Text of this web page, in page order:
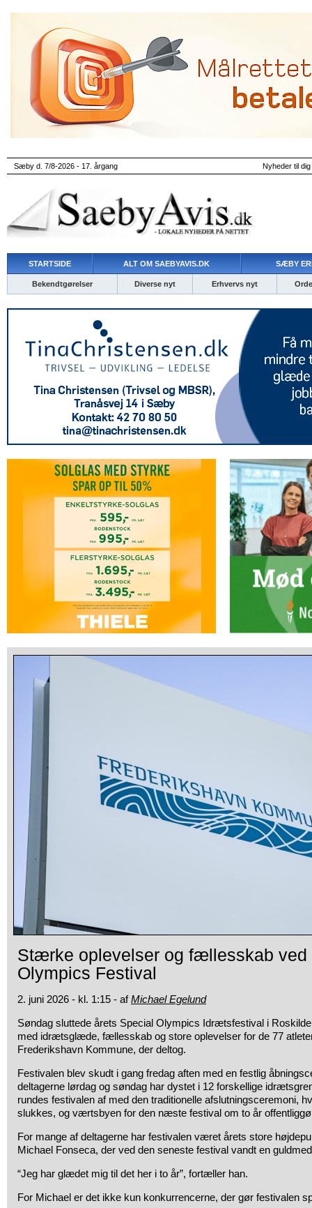
Sæby d. 7/8-2026 - 17. årgang Nyheder til
STARTSIDE ALT OM SAEBYAVIS.DK SÆBY
Bekendtgørelser Diverse nyt Erhvervs nyt
Stærke oplevelser og fællesskab ved
Olympics Festival
2. juni 2026 - kl. 1:15 - afMichael Egelund
Søndag sluttede årets Special Olympics Idrætsfestival i
med idrætsglæde, fællesskab og store oplevelser for de 77
Frederikshavn Kommune, der deltog.
Festivalen blev skudt i gang fredag aften med en festlig
deltagerne lørdag og søndag har dystet i 12 forskellige
rundes festivalen af med den traditionelle afslutningsceremoni,
slukkes, og værtsbyen for den næste festival om to år
For mange af deltagerne har festivalen været årets store
Michael Fonseca, der ved den seneste festival vandt en
“Jeg har glædet mig til det her i to år”, fortæller han.
For Michael er det ikke kun konkurrencerne, der gør festivalen